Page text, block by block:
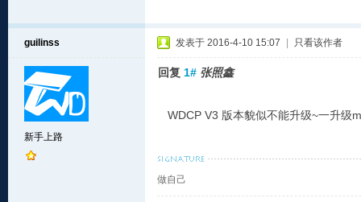
guilinss
新手上路
发表于 2016-4-10 15:07 只看该作者
回复 1# 张照鑫
WDCP V3 版本貌似不能升级~一升级
做自己